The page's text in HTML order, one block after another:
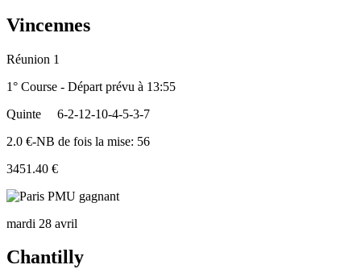
Vincennes
Réunion 1
1° Course - Départ prévu à 13:55
Quinte
6-2-12-10-4-5-3-7
2.0 €-NB de fois la mise: 56
3451.40 €
mardi 28 avril
Chantilly